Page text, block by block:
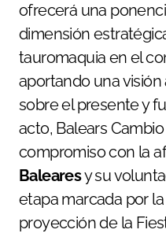
ofrecerá una
dimensión
tauromaquia en el
aportando una
sobre el presente y
acto, Balears
compromiso con la
Balearesy su
etapa marcada por
proyección de la